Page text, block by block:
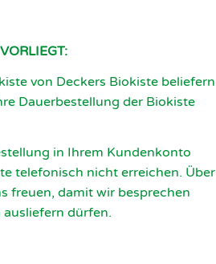
von Deckers Biokiste beliefern
Dauerbestellung der Biokiste
in Ihrem Kundenkonto
telefonisch nicht erreichen. Über
freuen, damit wir besprechen
dürfen.